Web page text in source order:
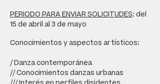
PERIODO PARA ENVIAR SOLICITUDES: del
15 de abril al 3 de mayo
Conocimientos y aspectos artísticos:
/ Danza contemporánea
// Conocimientos danzas urbanas